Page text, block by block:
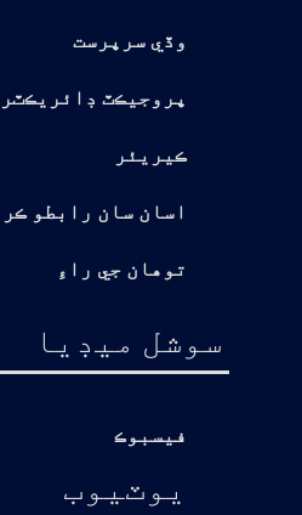
وڏي سرپرست
پروجيڪٽ ڊائريڪٽر
ڪيريئر
اسان سان رابطو
توهان جي راءِ
سوشل ميڊيا
فيسبوڪ
يوٽيوب